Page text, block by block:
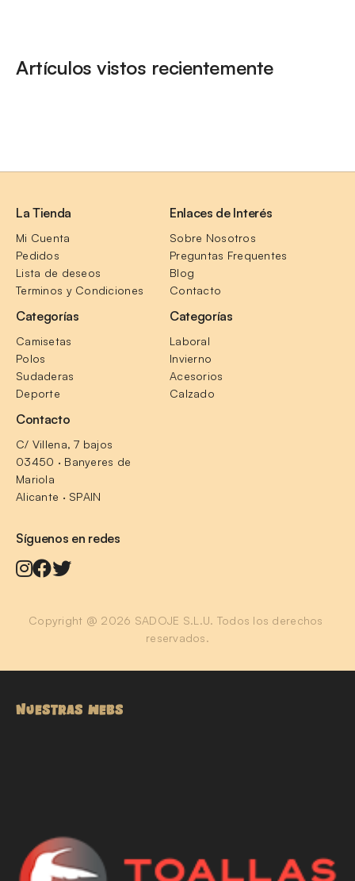
Artículos vistos recientemente
La Tienda
Mi Cuenta
Pedidos
Lista de deseos
Terminos y Condiciones
Enlaces de Interés
Sobre Nosotros
Preguntas Frequentes
Blog
Contacto
Categorías
Camisetas
Polos
Sudaderas
Deporte
Categorías
Laboral
Invierno
Acesorios
Calzado
Contacto
C/ Villena, 7 bajos
03450 · Banyeres de
Mariola
Alicante · SPAIN
Síguenos en redes
Copyright @ 2026 SADOJE S.L.U. Todos los derechos
reservados.
NUESTRAS WEBS